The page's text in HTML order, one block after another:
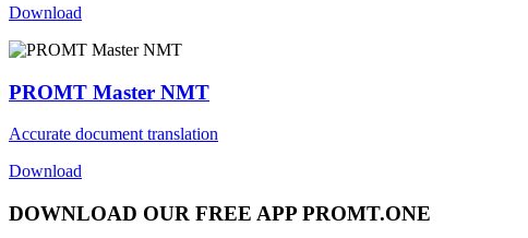
Download
PROMT Master NMT
Accurate document translation
Download
DOWNLOAD OUR FREE APP PROMT.ONE